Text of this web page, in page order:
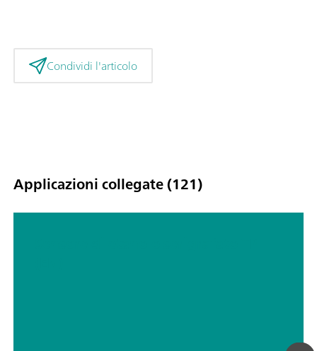
Condividi l'articolo
Applicazioni collegate (121)